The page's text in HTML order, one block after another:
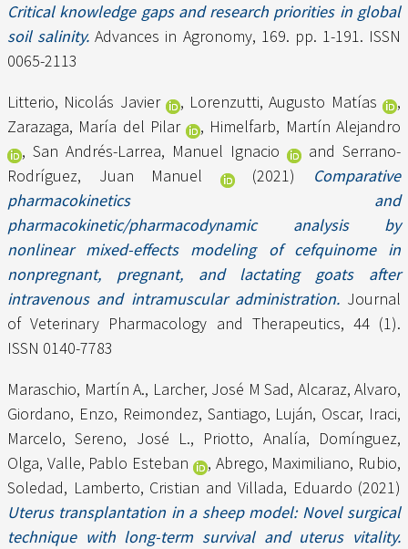
Critical knowledge gaps and research priorities in global
soil salinity. Advances in Agronomy, 169. pp. 1-191. ISSN
0065-2113
Litterio, Nicolás Javier
, Lorenzutti, Augusto Matías
,
Zarazaga, María del Pilar
, Himelfarb, Martín Alejandro
, San Andrés-Larrea, Manuel Ignacio and Serrano-
Rodríguez, Juan Manuel
(2021) Comparative
pharmacokinetics and
pharmacokinetic/pharmacodynamic analysis by
nonlinear mixed-effects modeling of cefquinome in
nonpregnant, pregnant, and lactating goats after
intravenous and intramuscular administration.Journal
of Veterinary Pharmacology and Therapeutics, 44 (1).
ISSN 0140-7783
Maraschio, Martín A., Larcher, José M Sad, Alcaraz, Alvaro,
Giordano, Enzo, Reimondez, Santiago, Luján, Oscar, Iraci,
Marcelo,Sereno, José L., Priotto, Analía, Domínguez,
Olga, Valle, Pablo Esteban , Abrego, Maximiliano, Rubio,
Soledad, Lamberto, Cristian and Villada, Eduardo (2021)
Uterus transplantation in a sheep model: Novel surgical
technique with long-term survival and uterus vitality.